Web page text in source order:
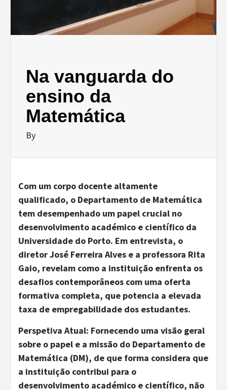
Na vanguarda do
ensino da
Matemática
By
Com um corpo docente altamente
qualificado, o Departamento de Matemática
tem desempenhado um papel crucial no
desenvolvimento académico e científico da
Universidade do Porto. Em entrevista, o
diretor José Ferreira Alves e a professora Rita
Gaio, revelam como a instituição enfrenta os
desafios contemporâneos com uma oferta
formativa completa, que potencia a elevada
taxa de empregabilidade dos estudantes.
Perspetiva Atual: Fornecendo uma visão geral
sobre o papel e a missão do Departamento de
Matemática (DM), de que forma considera que
a instituição contribui para o
desenvolvimento académico e científico, não